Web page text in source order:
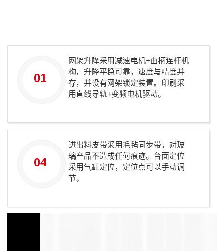
01
网架升降采用减速电机+曲柄连杆机
构，升降平稳可靠，速度与精度并
存，并设有网架锁定装置。印刷采
用直线导轨+变频电机驱动。
04
进出料皮带采用毛毡同步带，对玻
璃产品不造成任何痕迹。台面定位
采用气缸定位，定位点可以手动调
节。